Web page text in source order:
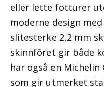
eller lette fotturer
moderne design
slitesterke 2,2 mm
skinnfôret gir både
har også en
som gir utmerket